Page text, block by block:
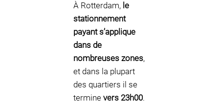
À Rotterdam, le
stationnement
payant s’applique
dans de
nombreuses zones,
et dans la plupart
des quartiers il se
termine vers 23h00.